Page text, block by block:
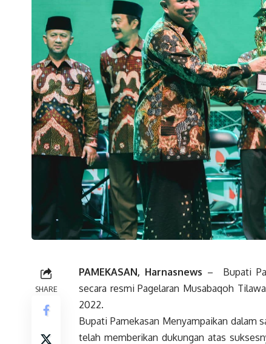
SHARE
PAMEKASAN, Harnasnews – Bupati
secara resmi Pagelaran Musabaqoh
2022.
Bupati Pamekasan Menyampaikan dalam
telah memberikan dukungan atas